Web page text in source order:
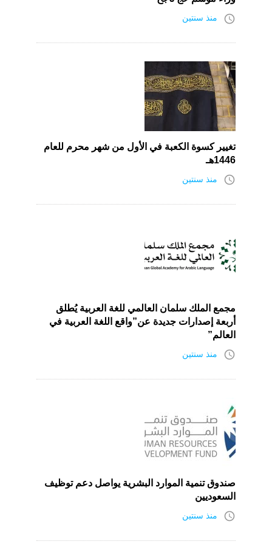
access_time منذ سنتين
تغيير كسوة الكعبة في الأول من شهر محرم للعام
1446هـ
access_time منذ سنتين
مجمع الملك سلمان العالمي للغة العربية يُطلق
أربعة إصدارات جديدة عن”واقع اللغة العربية في
العالم”
access_time منذ سنتين
صندوق تنمية الموارد البشرية يواصل دعم توظيف
السعوديين
access_time منذ سنتين